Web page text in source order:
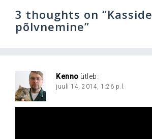
3 thoughts on “Kasside
põlvnemine”
Kenno ütleb:
juuli 14, 2014, 1:26 p.l.